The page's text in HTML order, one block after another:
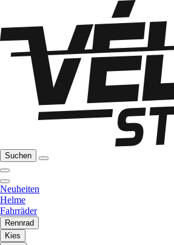
Suchen
Neuheiten
Helme
Fahrräder
Rennrad
Kies